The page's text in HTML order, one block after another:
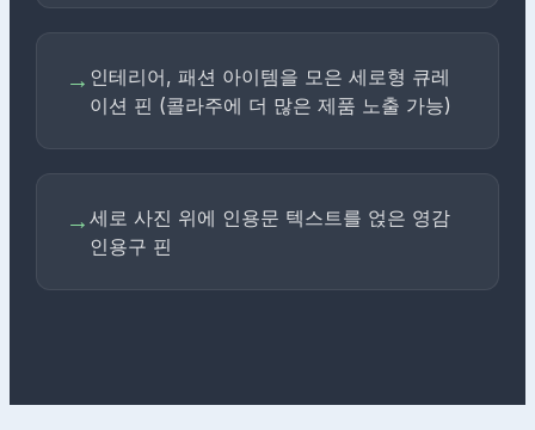
→ 인테리어, 패션 아이템을 모은 세로형 큐레
이션 핀 (콜라주에 더 많은 제품 노출 가능)
→세로 사진 위에 인용문 텍스트를 얹은 영감
인용구 핀